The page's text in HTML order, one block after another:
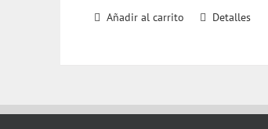
Añadir al carrito Detalles